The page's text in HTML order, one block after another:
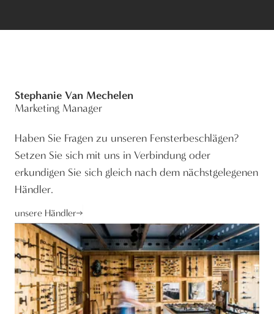
Stephanie Van Mechelen
Marketing Manager
Haben Sie Fragen zu unseren Fensterbeschlägen?
Setzen Sie sich mit uns in Verbindung oder
erkundigen Sie sich gleich nach dem nächstgelegenen
Händler.
unsere Händler